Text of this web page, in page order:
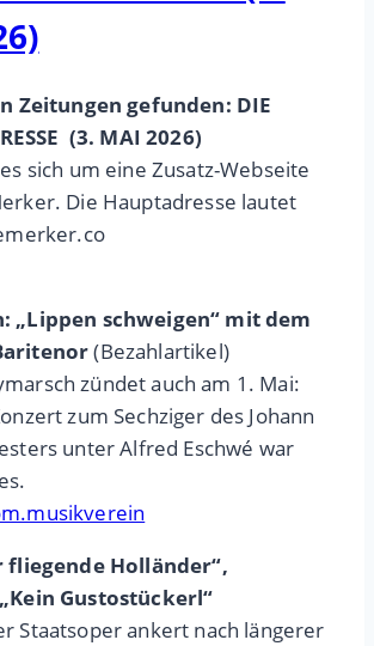
Zeitungen gefunden: DIE
(3. MAI 2026)
sich um eine Zusatz-Webseite
Die Hauptadresse lautet
„Lippen schweigen“ mit dem
(Bezahlartikel)
zündet auch am 1. Mai:
zum Sechziger des Johann
unter Alfred Eschwé war
fliegende Holländer“,
Gustostückerl“
Staatsoper ankert nach längerer